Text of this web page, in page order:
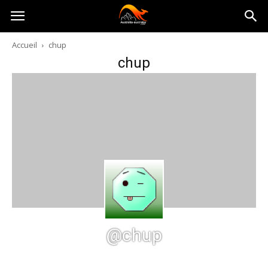
Australia-
australie.com
Accueil chup
chup
@chup